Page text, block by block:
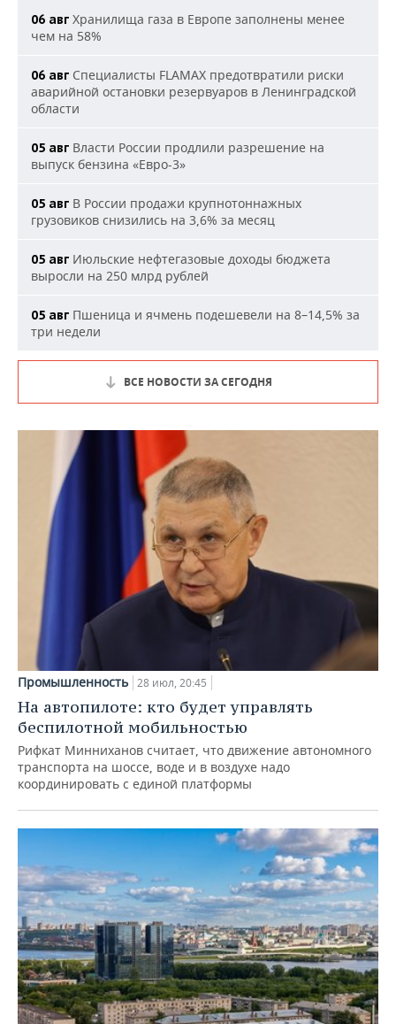
06 авг Хранилища газа в Европе заполнены менее
чем на 58%
06 авг Специалисты FLAMAX предотвратили риски
аварийной остановки резервуаров в Ленинградской
области
05 авг Власти России продлили разрешение на
выпуск бензина «Евро-3»
05 авг В России продажи крупнотоннажных
грузовиков снизились на 3,6% за месяц
05 авг Июльские нефтегазовые доходы бюджета
выросли на 250 млрд рублей
05 авг Пшеница и ячмень подешевели на 8–14,5% за
три недели
ВСЕ НОВОСТИ ЗА СЕГОДНЯ
Промышленность 28 июл, 20:45
На автопилоте: кто будет управлять
беспилотной мобильностью
Рифкат Минниханов считает, что движение автономного
транспорта на шоссе, воде и в воздухе надо
координировать с единой платформы